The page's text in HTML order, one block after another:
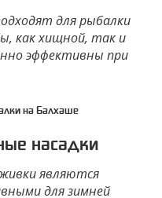
для рыбалки
как хищной, так и
эффективны при
на Балхаше
насадки
являются
для зимней